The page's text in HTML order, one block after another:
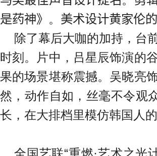
是药神》 。 美术设计黄家伦
除了幕后大咖的加持，台
时刻。片中，吕星辰饰演的
果的场景堪称震撼。吴晓亮
然，动作自如，丝毫不令观
长，在大排档里模仿韩国人
全国艺联“重燃·艺术之光